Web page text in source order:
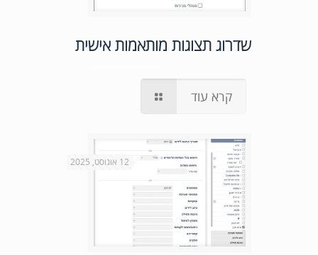
שדרוג תצוגות מותאמות אישית
קרא עוד
12 אוגוסט, 2025